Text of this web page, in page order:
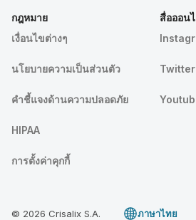
กฎหมาย
เงื่อนไขต่างๆ
นโยบายความเป็นส่วนตัว
คําชี้แจงด้านความปลอดภัย
HIPAA
การตั้งค่าคุกกี้
สื่อออน
Twitter
© 2026 Crisalix S.A. ภาษาไทย